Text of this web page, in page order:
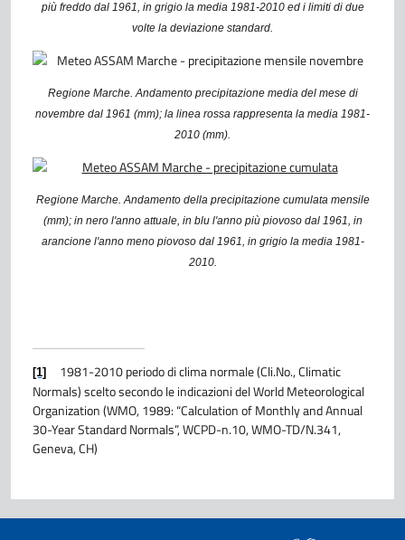
più freddo dal 1961, in grigio la media 1981-2010 ed i limiti di due
volte la deviazione standard.
Regione Marche. Andamento precipitazione media del mese di
novembre dal 1961 (mm); la linea rossa rappresenta la media 1981-
2010 (mm).
Regione Marche. Andamento della precipitazione cumulata mensile
(mm); in nero l'anno attuale, in blu l'anno più piovoso dal 1961, in
arancione l'anno meno piovoso dal 1961, in grigio la media 1981-
2010.
[1]
1981-2010 periodo di clima normale (Cli.No., Climatic
Normals) scelto secondo le indicazioni del World Meteorological
Organization (WMO, 1989: “Calculation of Monthly and Annual
30-Year Standard Normals”, WCPD-n.10, WMO-TD/N.341,
Geneva, CH)